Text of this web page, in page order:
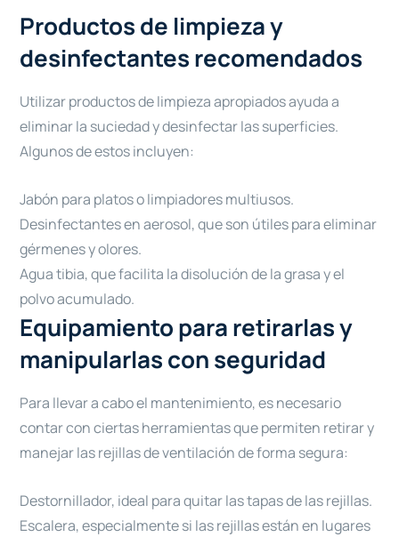
Productos de limpieza y
desinfectantes recomendados
Utilizar productos de limpieza apropiados ayuda a
eliminar la suciedad y desinfectar las superficies.
Algunos de estos incluyen:
Jabón para platos o limpiadores multiusos.
Desinfectantes en aerosol, que son útiles para eliminar
gérmenes y olores.
Agua tibia, que facilita la disolución de la grasa y el
polvo acumulado.
Equipamiento para retirarlas y
manipularlas con seguridad
Para llevar a cabo el mantenimiento, es necesario
contar con ciertas herramientas que permiten retirar y
manejar las rejillas de ventilación de forma segura:
Destornillador, ideal para quitar las tapas de las rejillas.
Escalera, especialmente si las rejillas están en lugares